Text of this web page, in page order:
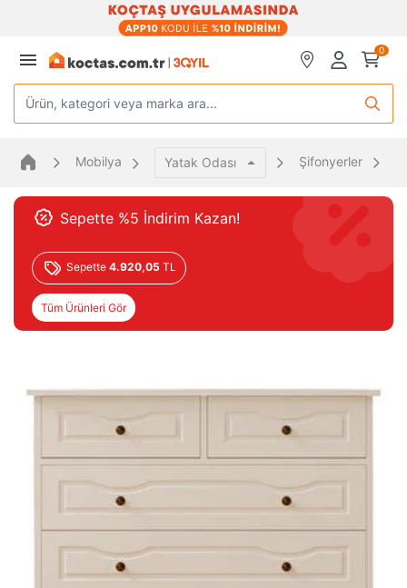
0
Ürün, kategori veya marka ara...
Mobilya Yatak Odası Şifonyerler
Sepette %5 İndirim Kazan!
Sepette 4.920,05 TL
Tüm Ürünleri Gör